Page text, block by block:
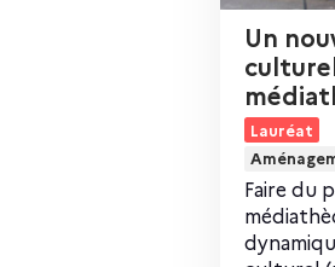
u
m
é
r
Un nouveau parvis
L
i
r
e
l
Lauréat
Faire du